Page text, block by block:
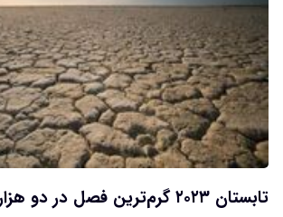
تابستان ۲۰۲۳ گرم‌ترین فصل در